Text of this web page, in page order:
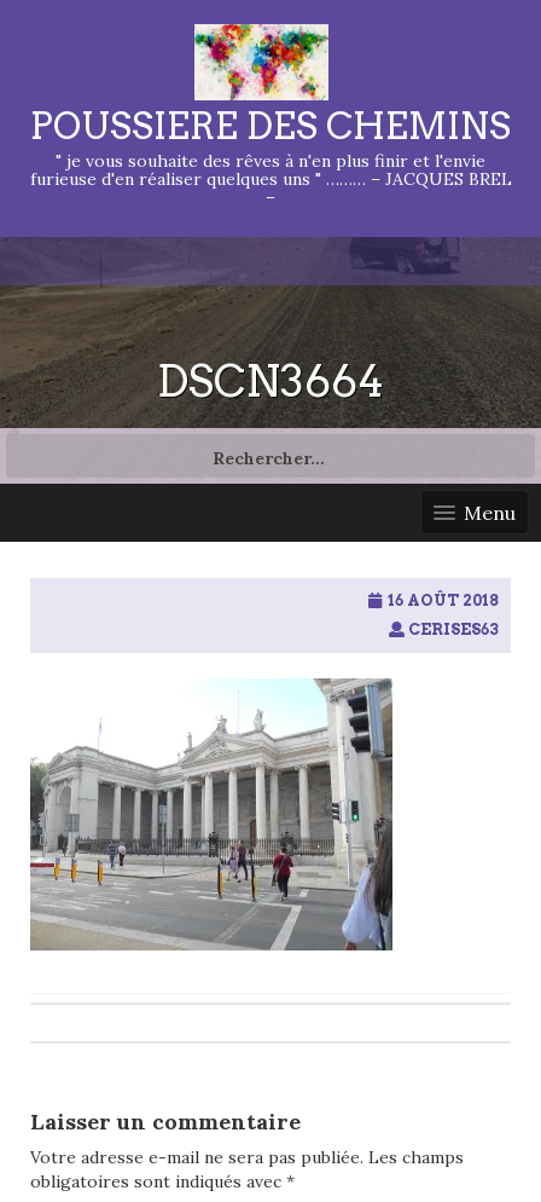
POUSSIERE DES CHEMINS
" je vous souhaite des rêves à n'en plus finir et l'envie
furieuse d'en réaliser quelques uns " ……… – JACQUES BREL
–
DSCN3664
Menu
16 AOÛT 2018
CERISES63
navigation
Laisser un commentaire
Votre adresse e-mail ne sera pas publiée. Les champs
obligatoires sont indiqués avec *